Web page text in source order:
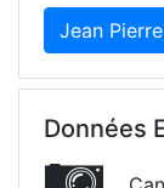
Jean
Données